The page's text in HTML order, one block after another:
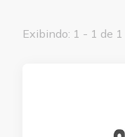
Exibindo: 1 - 1 de 1